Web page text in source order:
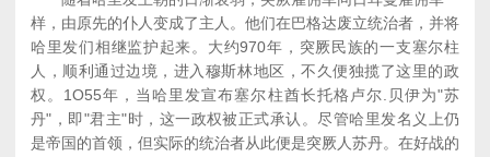
样，由原先的仆人变成了主人。他们在巴格达废立统治者，并将
哈里发们相继监护起来。大约970年，突厥民族的一支塞尔柱
人，顺利通过边境，进入穆斯林地区，不久便独揽了这里的政
权。1O55年，当哈里发宣布塞尔柱酋长托格卢尔.贝伊为"苏
丹"，即"君主"时，这一政权被正式承认。尽管哈里发名义上仍
是帝国的首领，但实际的统治者从此便是突厥人苏丹。在好战的